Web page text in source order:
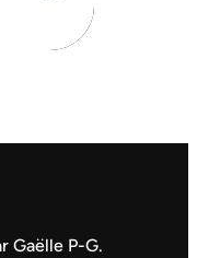
Gaëlle P-G.